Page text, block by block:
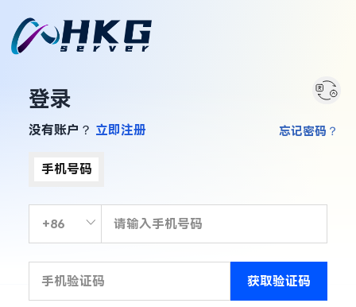
登录
没有账户？ 立即注册
手机号码
获取验证码
忘记密码？